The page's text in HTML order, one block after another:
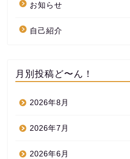
お知らせ
自己紹介
月別投稿ど〜ん！
2026年8月
2026年7月
2026年6月